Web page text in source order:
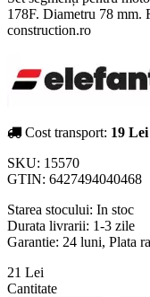
178F. Diametru 78 mm.
construction.ro
Cost transport: 19 Lei
SKU: 15570
GTIN: 6427494040468
Starea stocului: In stoc
Durata livrarii: 1-3 zile
Garantie: 24 luni, Plata
21 Lei
Cantitate